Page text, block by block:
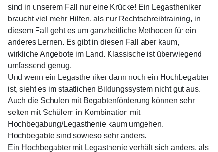
sind in unserem Fall nur eine Krücke! Ein Legastheniker
braucht viel mehr Hilfen, als nur Rechtschreibtraining, in
diesem Fall geht es um ganzheitliche Methoden für ein
anderes Lernen. Es gibt in diesen Fall aber kaum,
wirkliche Angebote im Land. Klassische ist überwiegend
umfassend genug.
Und wenn ein Legastheniker dann noch ein Hochbegabter
ist, sieht es im staatlichen Bildungssystem nicht gut aus.
Auch die Schulen mit Begabtenförderung können sehr
selten mit Schülern in Kombination mit
Hochbegabung/Legasthenie kaum umgehen.
Hochbegabte sind sowieso sehr anders.
Ein Hochbegabter mit Legasthenie verhält sich anders, als